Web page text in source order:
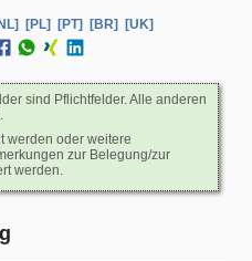
[PL] [PT] [BR]
[UK]
sind Pflichtfelder. Alle anderen
werden oder weitere
zur Belegung/zur
werden.